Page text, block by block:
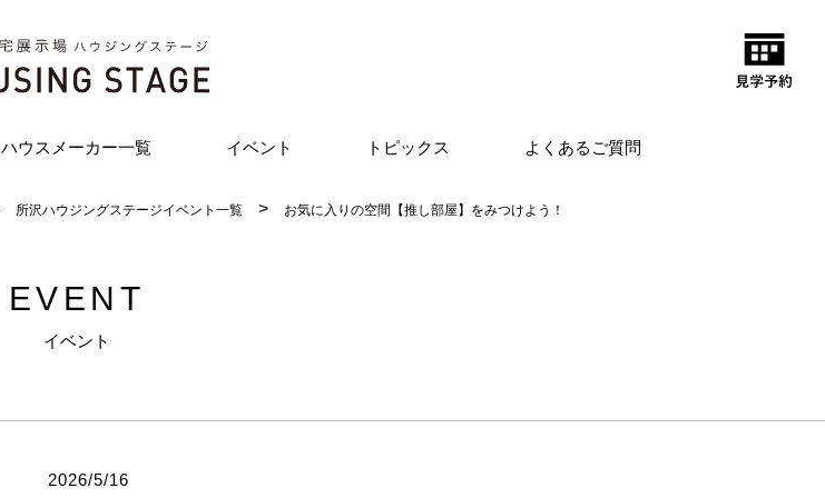
ハウスメーカー一覧 イベント トピックス よくあるご質問
所沢ハウジングステージイベント一覧 お気に入りの空間【推し部屋】をみつけよう！
EVENT
イベント
2026/5/16